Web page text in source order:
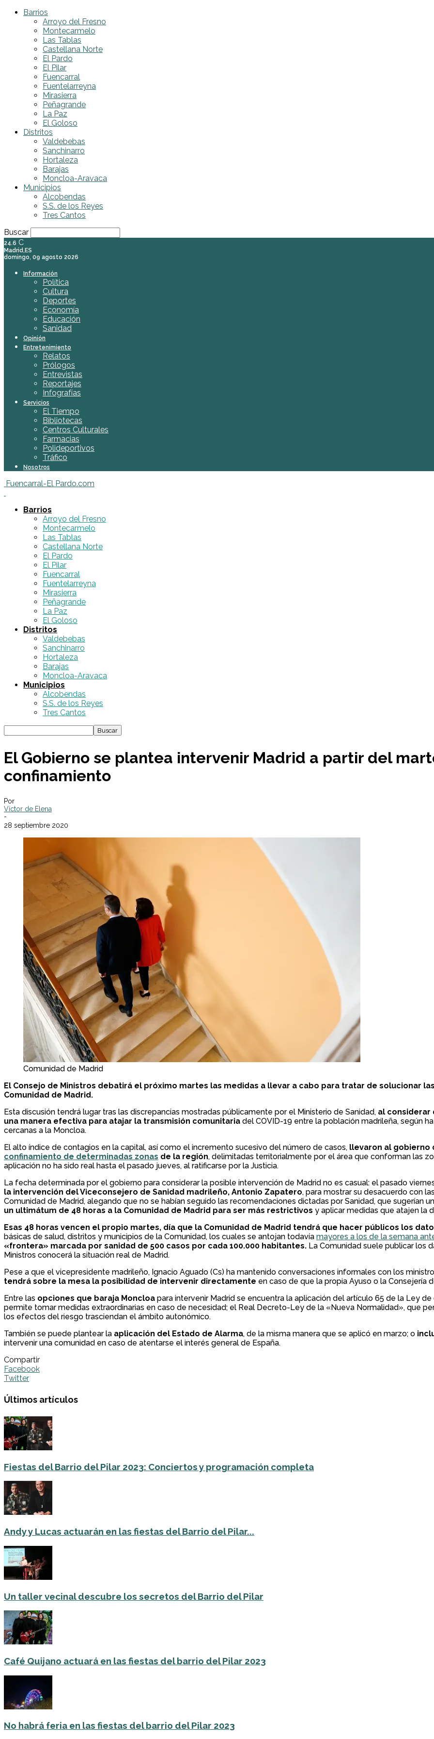
Barrios
Arroyo del Fresno
Montecarmelo
Las Tablas
Castellana Norte
El Pardo
El Pilar
Fuencarral
Fuentelarreyna
Mirasierra
Peñagrande
La Paz
El Goloso
Distritos
Valdebebas
Sanchinarro
Hortaleza
Barajas
Moncloa-Aravaca
Municipios
Alcobendas
S.S. de los Reyes
Tres Cantos
Buscar
24.6 C
Madrid,ES
domingo, 09 agosto 2026
Información
Política
Cultura
Deportes
Economía
Educación
Sanidad
Opinión
Entretenimiento
Relatos
Prólogos
Entrevistas
Reportajes
Infografías
Servicios
El Tiempo
Bibliotecas
Centros Culturales
Farmacias
Polideportivos
Tráfico
Nosotros
Fuencarral-El Pardo.com
Barrios
Arroyo del Fresno
Montecarmelo
Las Tablas
Castellana Norte
El Pardo
El Pilar
Fuencarral
Fuentelarreyna
Mirasierra
Peñagrande
La Paz
El Goloso
Distritos
Valdebebas
Sanchinarro
Hortaleza
Barajas
Moncloa-Aravaca
Municipios
Alcobendas
S.S. de los Reyes
Tres Cantos
El Gobierno se plantea intervenir Madrid a partir del
confinamiento
Por
Víctor de Elena
-
28 septiembre 2020
Comunidad de Madrid
El Consejo de Ministros debatirá el próximo martes las medidas a llevar a cabo para tratar de solucionar
Comunidad de Madrid.
Esta discusión tendrá lugar tras las discrepancias mostradas públicamente por el Ministerio de Sanidad, al considerar
una manera efectiva para atajar la transmisión comunitaria del COVID-19 entre la población madrileña, según
cercanas a la Moncloa.
El alto índice de contagios en la capital, así como el incremento sucesivo del número de casos, llevaron al gobierno
confinamiento de determinadas zonas de la región, delimitadas territorialmente por el área que conforman las
aplicación no ha sido real hasta el pasado jueves, al ratificarse por la Justicia.
La fecha determinada por el gobierno para considerar la posible intervención de Madrid no es casual: el pasado
la intervención del Viceconsejero de Sanidad madrileño, Antonio Zapatero, para mostrar su desacuerdo con
Comunidad de Madrid, alegando que no se habían seguido las recomendaciones dictadas por Sanidad, que sugerían
un ultimátum de 48 horas a la Comunidad de Madrid para ser más restrictivos y aplicar medidas que atajen la
Esas 48 horas vencen el propio martes, día que la Comunidad de Madrid tendrá que hacer públicos los
básicas de salud, distritos y municipios de la Comunidad, los cuales se antojan todavía mayores a los de la semana
«frontera» marcada por sanidad de 500 casos por cada 100.000 habitantes. La Comunidad suele publicar los
Ministros conocerá la situación real de Madrid.
Pese a que el vicepresidente madrileño, Ignacio Aguado (Cs) ha mantenido conversaciones informales con los
tendrá sobre la mesa la posibilidad de intervenir directamente en caso de que la propia Ayuso o la Consejería
Entre las opciones que baraja Moncloa para intervenir Madrid se encuentra la aplicación del artículo 65 de la Ley
permite tomar medidas extraordinarias en caso de necesidad; el Real Decreto-Ley de la «Nueva Normalidad», que
los efectos del riesgo trasciendan el ámbito autonómico.
También se puede plantear la aplicación del Estado de Alarma, de la misma manera que se aplicó en marzo; o
intervenir una comunidad en caso de atentarse el interés general de España.
Compartir
Facebook
Twitter
Últimos artículos
Fiestas del Barrio del Pilar 2023: Conciertos y programación completa
Andy y Lucas actuarán en las fiestas del Barrio del Pilar...
Un taller vecinal descubre los secretos del Barrio del Pilar
Café Quijano actuará en las fiestas del barrio del Pilar 2023
No habrá feria en las fiestas del barrio del Pilar 2023